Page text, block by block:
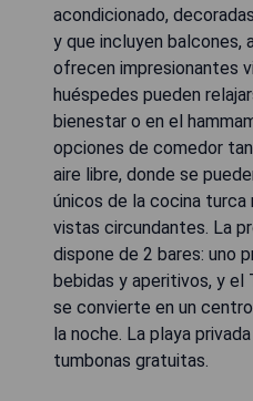
acondicionado,
y que incluyen balcones,
ofrecen impresionantes
huéspedes pueden
bienestar o en el
opciones de comedor
aire libre, donde se
únicos de la cocina turca
vistas circundantes. La
dispone de 2 bares: uno
bebidas y aperitivos, y el
se convierte en un
la noche. La playa
tumbonas gratuitas.